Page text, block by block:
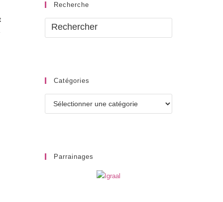
Recherche
Catégories
Parrainages